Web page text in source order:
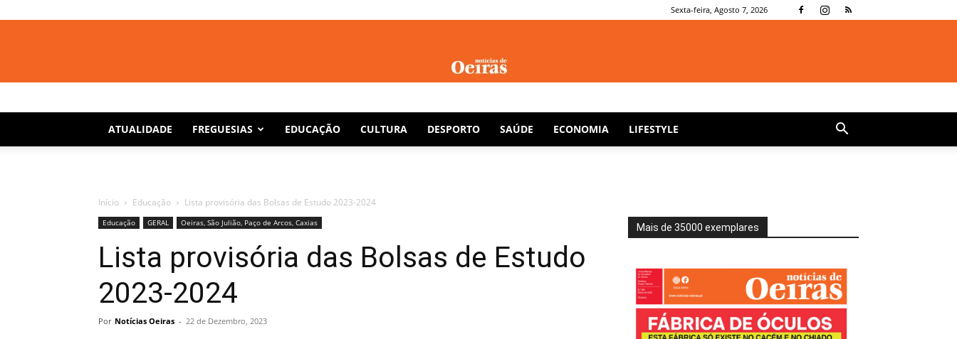
Sexta-feira, Agosto 7, 2026
Notícias
ATUALIDADE FREGUESIAS EDUCAÇÃO CULTURA DESPORTO SAÚDE ECONOMIA LIFESTYLE
Início Educação Lista provisória das Bolsas de Estudo 2023-2024
Educação GERAL Oeiras, São Julião, Paço de Arcos, Caxias
Lista provisória das Bolsas de Estudo
2023-2024
Por Notícias Oeiras - 22 de Dezembro, 2023
Mais de 35000 exemplares